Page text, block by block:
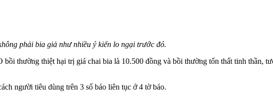
phải bia giả như nhiều ý kiến lo ngại trước đó.
thường thiệt hại trị giá chai bia là 10.500 đồng và bồi thường tổn thất tinh thần,
người tiêu dùng trên 3 số báo liên tục ở 4 tờ báo.